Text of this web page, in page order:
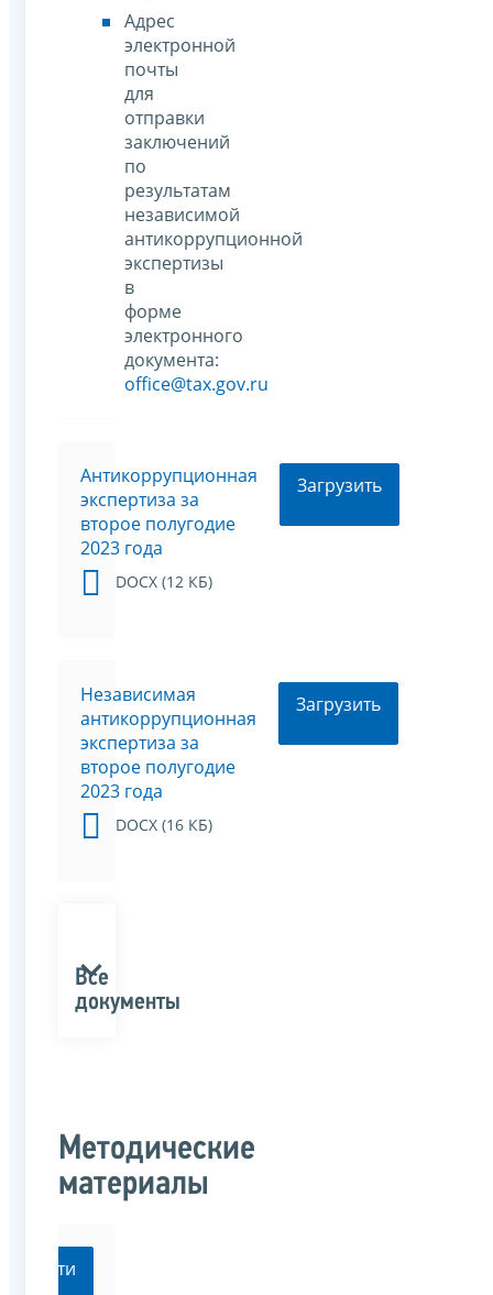
Адрес
электронной
почты
для
отправки
заключений
по
результатам
независимой
антикоррупционной
экспертизы
в
форме
электронного
документа:
office@tax.gov.ru
Антикоррупционная
экспертиза за
второе полугодие
2023 года
DOCX (12 КБ)
Загрузить
Независимая
антикоррупционная
экспертиза за
второе полугодие
2023 года
DOCX (16 КБ)
Загрузить
Все
документы
Методические
материалы
Перейти